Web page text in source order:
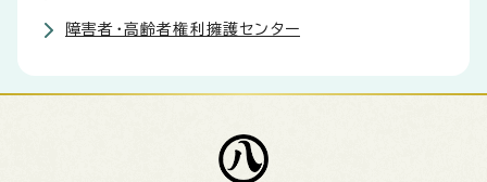
障害者・高齢者権利擁護センター